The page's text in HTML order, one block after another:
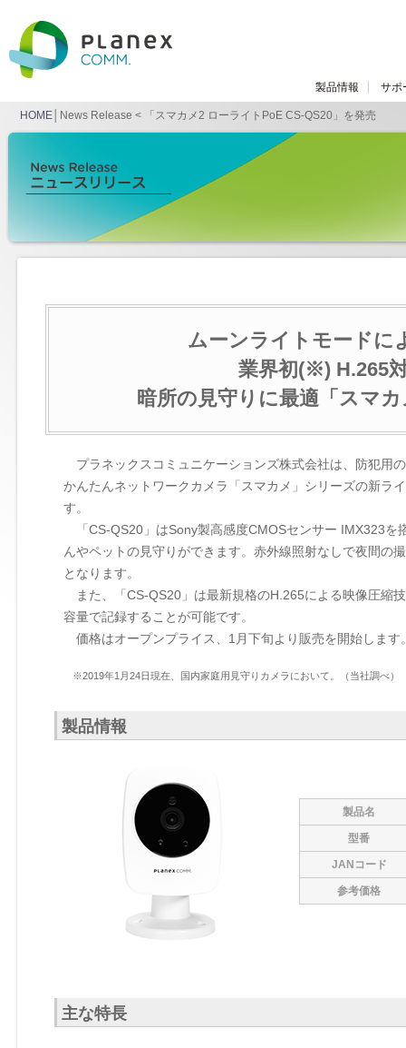
製品情報 サポ
HOME │News Release < 「スマカメ2 ローライトPoE CS-QS20」を発売
ムーンライトモードに
業界初(※) H.265
暗所の見守りに最適「スマ
プラネックスコミュニケーションズ株式会社は、防犯用
かんたんネットワークカメラ「スマカメ」シリーズの新ラ
す。
「CS-QS20」はSony製高感度CMOSセンサー IMX323を
んやペットの見守りができます。赤外線照射なしで夜間の
となります。
また、「CS-QS20」は最新規格のH.265による映像圧縮
容量で記録することが可能です。
価格はオープンプライス、1月下旬より販売を開始します
※2019年1月24日現在、国内家庭用見守りカメラにおいて。（当社調べ）
製品情報
製品名
型番
JANコード
参考価格
主な特長